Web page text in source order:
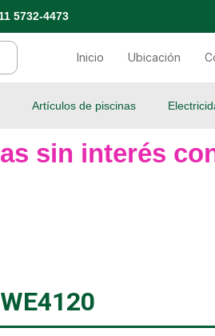
5732-4473
Inicio Ubicación
Artículos de piscinas
sin interés